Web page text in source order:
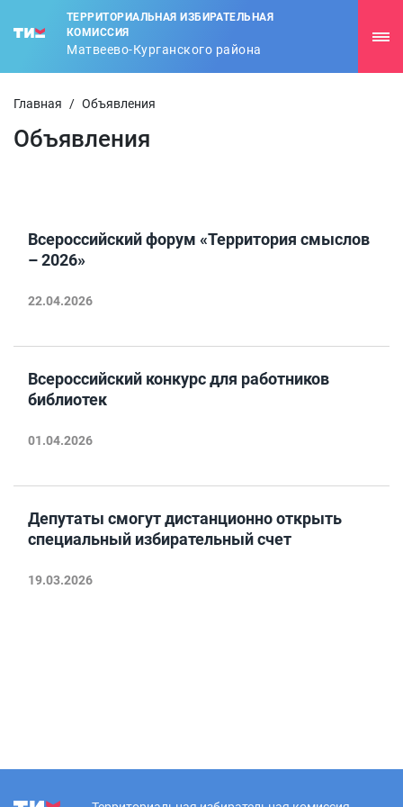
ТЕРРИТОРИАЛЬНАЯ ИЗБИРАТЕЛЬНАЯ
КОМИССИЯ
Матвеево-Курганского района
Главная / Объявления
Объявления
Всероссийский форум «Территория смыслов
– 2026»
22.04.2026
Всероссийский конкурс для работников
библиотек
01.04.2026
Депутаты смогут дистанционно открыть
специальный избирательный счет
19.03.2026